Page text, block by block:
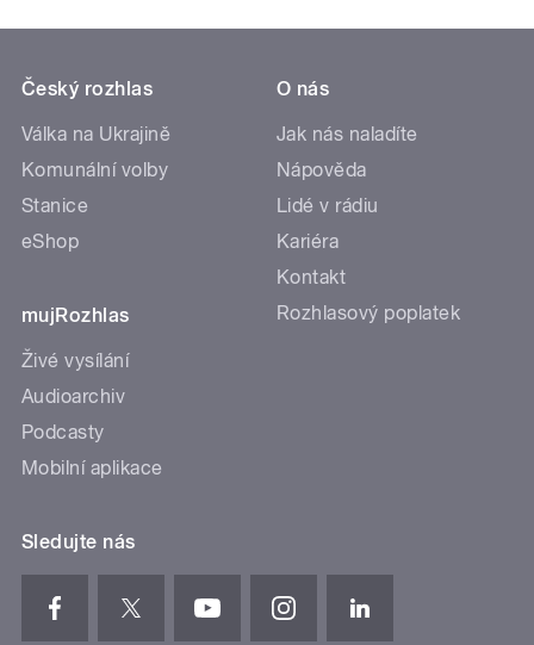
Český rozhlas
Válka na Ukrajině
Komunální volby
Stanice
eShop
mujRozhlas
Živé vysílání
Audioarchiv
Podcasty
Mobilní aplikace
O nás
Jak nás naladíte
Nápověda
Lidé v rádiu
Kariéra
Kontakt
Rozhlasový poplatek
Sledujte nás